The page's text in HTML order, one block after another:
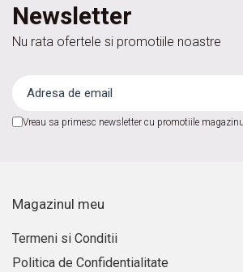
Bec faruri si ceata
Semnalizari pozitii si stopuri
Aditivi
Aditivi ulei
Silicon
Solutii
Furtunuri
Newsletter
Nu rata ofertele si promotiile noastre
Vreau sa primesc newsletter cu promotiile
Magazinul meu
Termeni si Conditii
Politica de Confidentialitate